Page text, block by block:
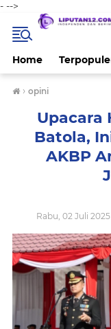
- -->
Home
› opini
Upacara
Batola,
AKBP
Rabu, 02 Juli